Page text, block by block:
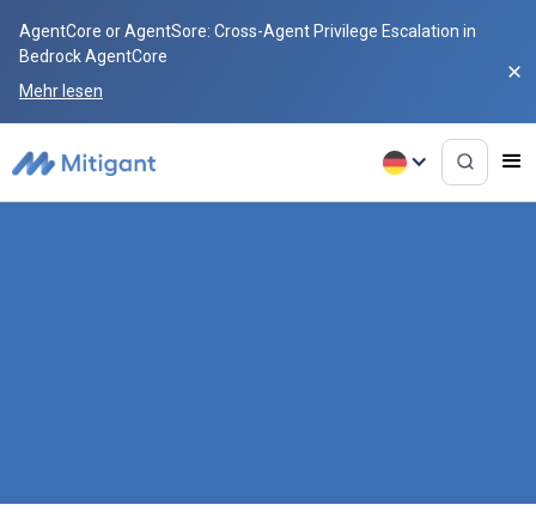
AgentCore or AgentSore: Cross-Agent Privilege Escalation in
Bedrock AgentCore
Mehr lesen